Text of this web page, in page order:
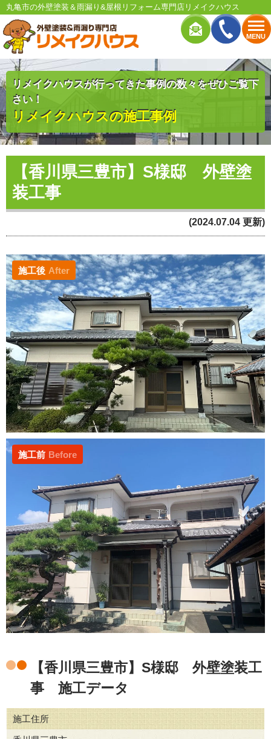
MENU
丸亀市の外壁塗装＆雨漏り&屋根リフォーム専門店リメイクハウス
リメイクハウスが行ってきた事例の数々をぜひご覧下
さい！
リメイクハウスの施工事例
【香川県三豊市】S様邸 外壁塗
装工事
(2024.07.04 更新)
施工後 After
施工前 Before
【香川県三豊市】S様邸 外壁塗装工
事 施工データ
施工住所